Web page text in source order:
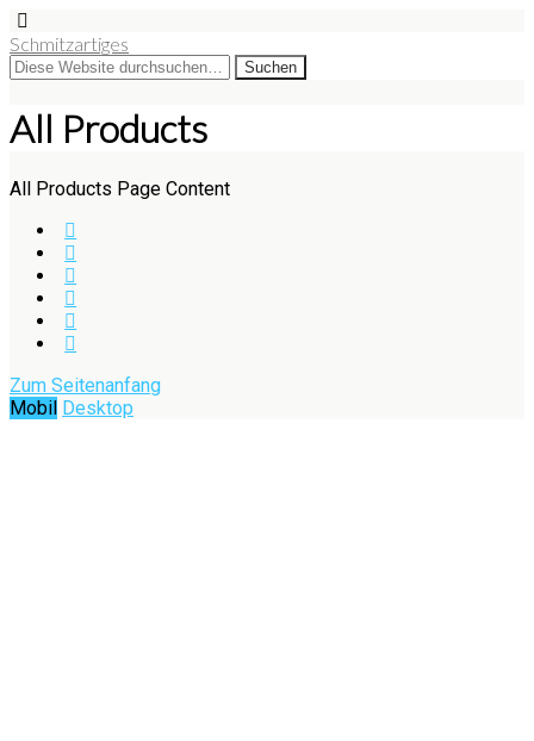
Schmitzartiges
All Products
All Products Page Content
Zum Seitenanfang
Mobil Desktop